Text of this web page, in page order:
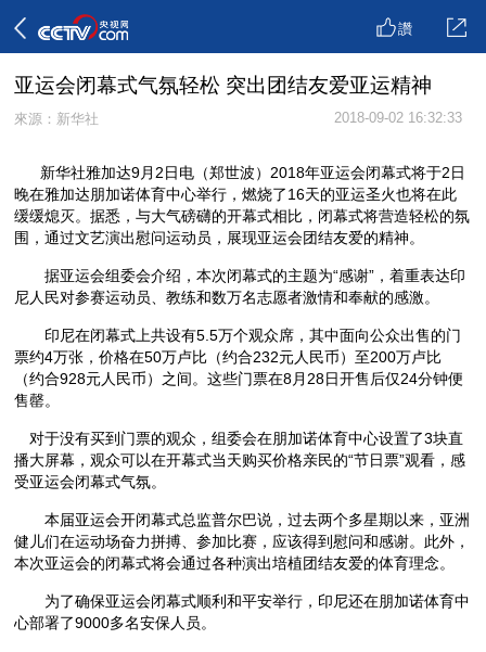
讚
亚运会闭幕式气氛轻松 突出团结友爱亚运精神
來源：新华社 2018-09-02 16:32:33
新华社雅加达9月2日电（郑世波）2018年亚运会闭幕式将于2日
晚在雅加达朋加诺体育中心举行，燃烧了16天的亚运圣火也将在此
缓缓熄灭。据悉，与大气磅礴的开幕式相比，闭幕式将营造轻松的氛
围，通过文艺演出慰问运动员，展现亚运会团结友爱的精神。
据亚运会组委会介绍，本次闭幕式的主题为“感谢”，着重表达印
尼人民对参赛运动员、教练和数万名志愿者激情和奉献的感激。
印尼在闭幕式上共设有5.5万个观众席，其中面向公众出售的门
票约4万张，价格在50万卢比（约合232元人民币）至200万卢比
（约合928元人民币）之间。这些门票在8月28日开售后仅24分钟便
售罄。
对于没有买到门票的观众，组委会在朋加诺体育中心设置了3块直
播大屏幕，观众可以在开幕式当天购买价格亲民的“节日票”观看，感
受亚运会闭幕式气氛。
本届亚运会开闭幕式总监普尔巴说，过去两个多星期以来，亚洲
健儿们在运动场奋力拼搏、参加比赛，应该得到慰问和感谢。此外，
本次亚运会的闭幕式将会通过各种演出培植团结友爱的体育理念。
为了确保亚运会闭幕式顺利和平安举行，印尼还在朋加诺体育中
心部署了9000多名安保人员。